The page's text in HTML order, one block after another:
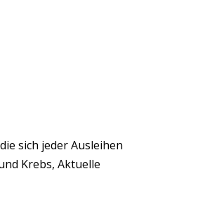
sich jeder Ausleihen
Krebs, Aktuelle